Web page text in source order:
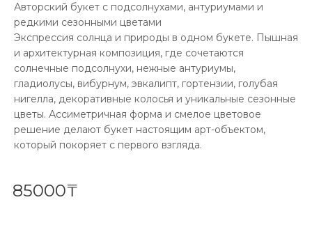
Авторский букет с подсолнухами, антуриумами и
редкими сезонными цветами
Экспрессия солнца и природы в одном букете. Пышная
и архитектурная композиция, где сочетаются
солнечные подсолнухи, нежные антуриумы,
гладиолусы, вибурнум, эвкалипт, гортензии, голубая
нигелла, декоративные колосья и уникальные сезонные
цветы. Ассиметричная форма и смелое цветовое
решение делают букет настоящим арт-объектом,
который покоряет с первого взгляда.
85000₸